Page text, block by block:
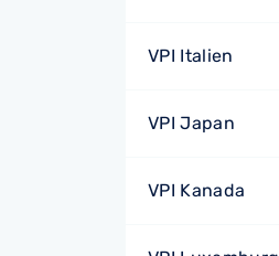
VPI Italien
VPI Japan
VPI Kanada